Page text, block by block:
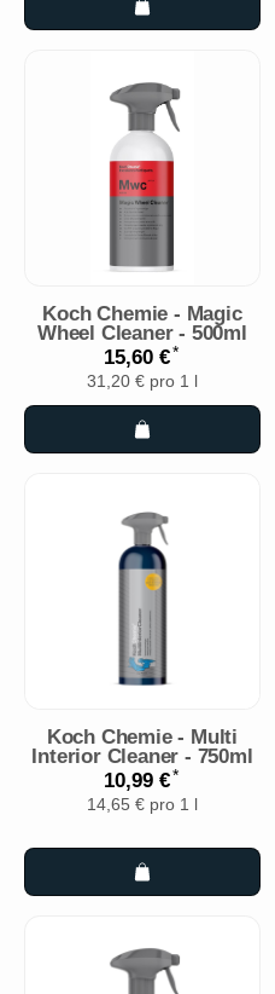
Koch Chemie - Magic
Wheel Cleaner - 500ml
15,60 €*
31,20 € pro 1 l
Koch Chemie - Multi
Interior Cleaner - 750ml
10,99 €*
14,65 € pro 1 l